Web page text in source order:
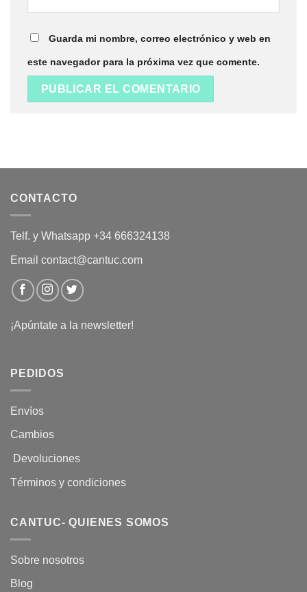
Guarda mi nombre, correo electrónico y web en
este navegador para la próxima vez que comente.
CONTACTO
Telf. y Whatsapp +34 666324138
Email contact@cantuc.com
¡Apúntate a la newsletter!
PEDIDOS
Envíos
Cambios
Devoluciones
Términos y condiciones
CANTUC- QUIENES SOMOS
Sobre nosotros
Blog